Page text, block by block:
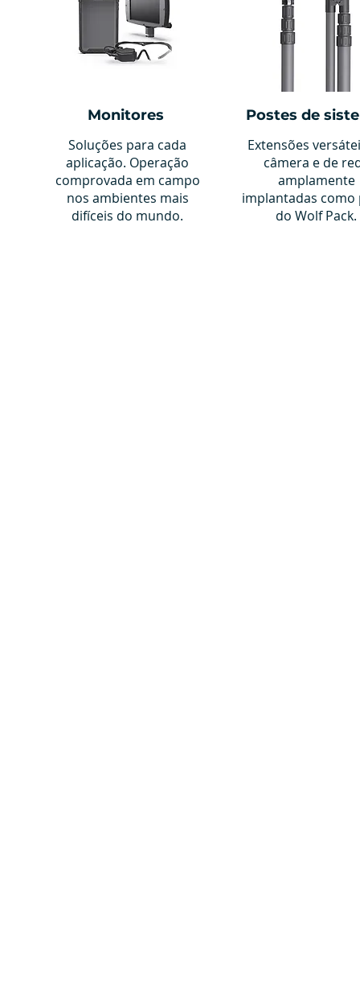
Monitores
Soluções para cada
aplicação. Operação
comprovada em campo
nos ambientes mais
difíceis do mundo.
Postes de
Extensões
câmera e de
amplamente
implantadas como
do Wolf Pack.